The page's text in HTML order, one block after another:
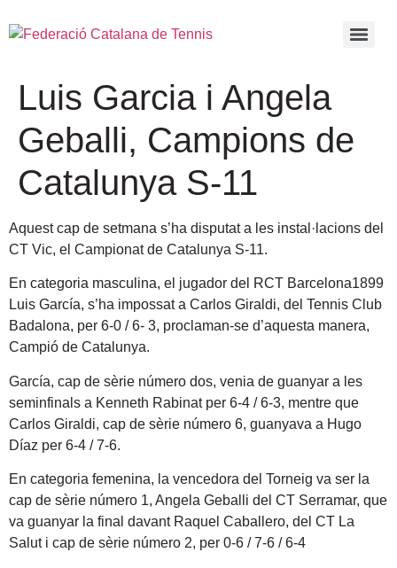
Luis Garcia i Angela
Geballi, Campions de
Catalunya S-11
Aquest cap de setmana s’ha disputat a les instal·lacions del
CT Vic, el Campionat de Catalunya S-11.
En categoria masculina, el jugador del RCT Barcelona1899
Luis García, s’ha impossat a Carlos Giraldi, del Tennis Club
Badalona, per 6-0 / 6- 3, proclaman-se d’aquesta manera,
Campió de Catalunya.
García, cap de sèrie número dos, venia de guanyar a les
seminfinals a Kenneth Rabinat per 6-4 / 6-3, mentre que
Carlos Giraldi, cap de sèrie número 6, guanyava a Hugo
Díaz per 6-4 / 7-6.
En categoria femenina, la vencedora del Torneig va ser la
cap de sèrie número 1, Angela Geballi del CT Serramar, que
va guanyar la final davant Raquel Caballero, del CT La
Salut i cap de sèrie número 2, per 0-6 / 7-6 / 6-4